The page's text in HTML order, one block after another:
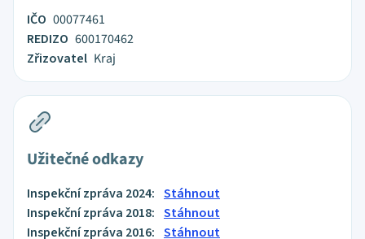
IČO 00077461
REDIZO 600170462
Zřizovatel Kraj
Užitečné odkazy
Inspekční zpráva 2024: Stáhnout
Inspekční zpráva 2018: Stáhnout
Inspekční zpráva 2016: Stáhnout